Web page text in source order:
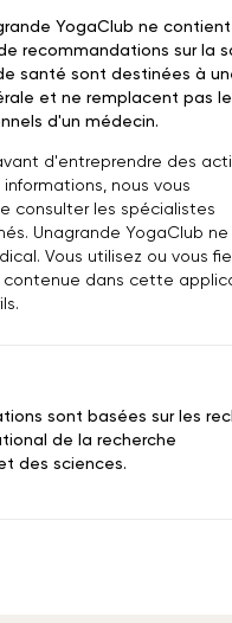
sont basées sur les
de la recherche
des sciences.
YogaClub ne
recommandations sur la
santé sont destinées à
et ne remplacent pas
d'un médecin.
d'entreprendre des
nous vous
consulter les spécialistes
Unagrande YogaClub ne
Vous utilisez ou vous
dans cette